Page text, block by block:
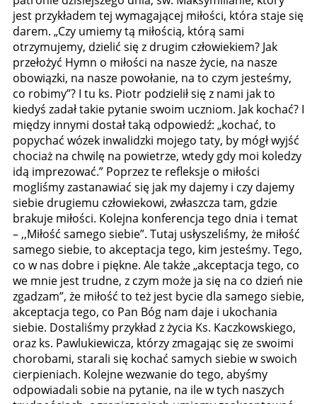
jest przykładem tej wymagającej miłości, która staje się
darem. „Czy umiemy tą miłością, którą sami
otrzymujemy, dzielić się z drugim człowiekiem? Jak
przełożyć Hymn o miłości na nasze życie, na nasze
obowiązki, na nasze powołanie, na to czym jesteśmy,
co robimy”? I tu ks. Piotr podzielił się z nami jak to
kiedyś zadał takie pytanie swoim uczniom. Jak kochać? I
między innymi dostał taką odpowiedź: „kochać, to
popychać wózek inwalidzki mojego taty, by mógł wyjść
chociaż na chwilę na powietrze, wtedy gdy moi koledzy
idą imprezować.” Poprzez te refleksje o miłości
mogliśmy zastanawiać się jak my dajemy i czy dajemy
siebie drugiemu człowiekowi, zwłaszcza tam, gdzie
brakuje miłości. Kolejna konferencja tego dnia i temat
– ,,Miłość samego siebie”. Tutaj usłyszeliśmy, że miłość
samego siebie, to akceptacja tego, kim jesteśmy. Tego,
co w nas dobre i piękne. Ale także „akceptacja tego, co
we mnie jest trudne, z czym może ja się na co dzień nie
zgadzam”, że miłość to też jest bycie dla samego siebie,
akceptacja tego, co Pan Bóg nam daje i ukochania
siebie. Dostaliśmy przykład z życia Ks. Kaczkowskiego,
oraz ks. Pawlukiewicza, którzy zmagając się ze swoimi
chorobami, starali się kochać samych siebie w swoich
cierpieniach. Kolejne wezwanie do tego, abyśmy
odpowiadali sobie na pytanie, na ile w tych naszych